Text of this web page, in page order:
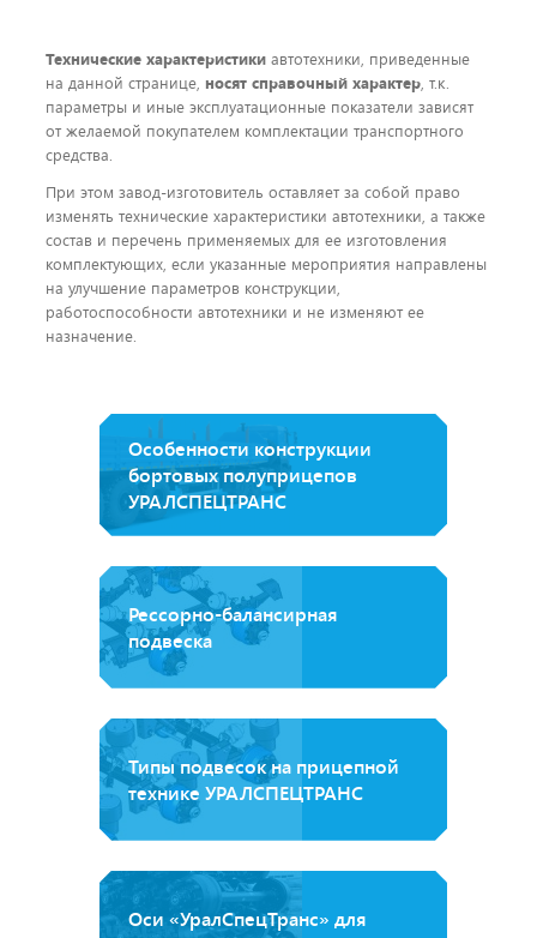
Технические характеристики автотехники, приведенные
на данной странице, носят справочный характер, т.к.
параметры и иные эксплуатационные показатели зависят
от желаемой покупателем комплектации транспортного
средства.
При этом завод-изготовитель оставляет за собой право
изменять технические характеристики автотехники, а также
состав и перечень применяемых для ее изготовления
комплектующих, если указанные мероприятия направлены
на улучшение параметров конструкции,
работоспособности автотехники и не изменяют ее
назначение.
Особенности конструкции
бортовых полуприцепов
УРАЛСПЕЦТРАНС
Рессорно-балансирная
подвеска
Типы подвесок на прицепной
технике УРАЛСПЕЦТРАНС
Оси «УралСпецТранс» для